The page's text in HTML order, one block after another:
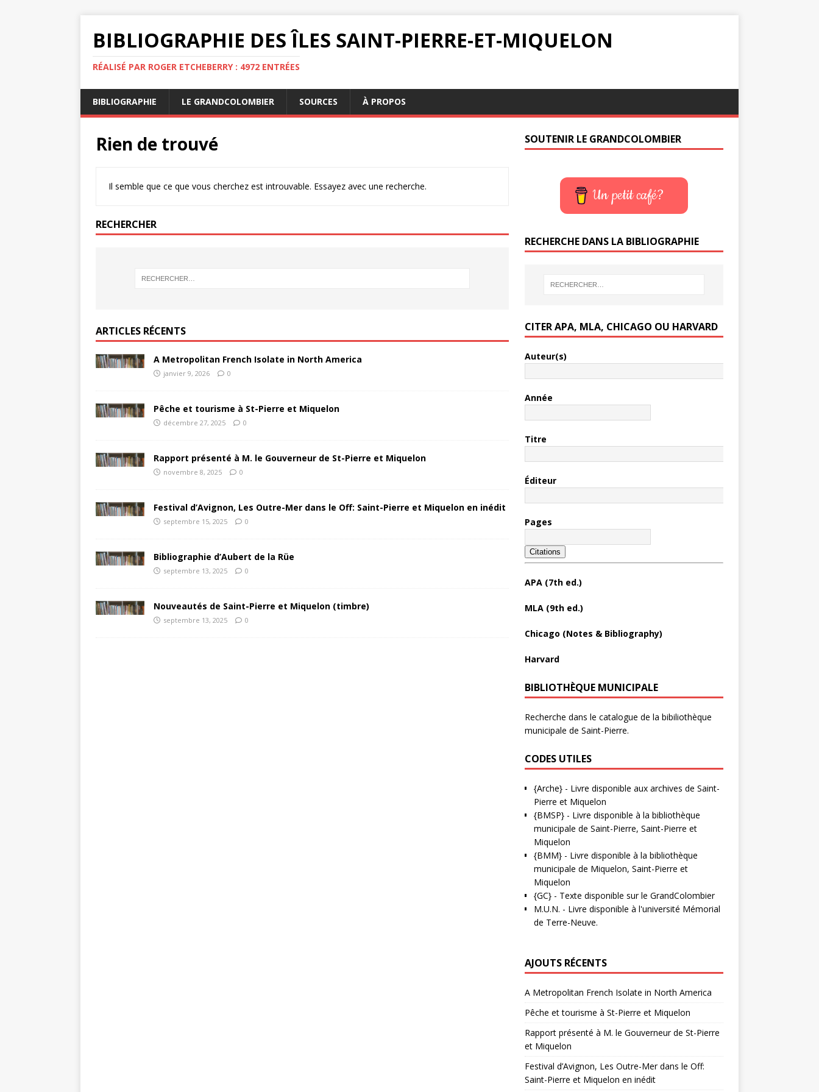
BIBLIOGRAPHIE DES ÎLES SAINT-PIERRE-ET-MIQUELON
RÉALISÉ PAR ROGER ETCHEBERRY : 4972 ENTRÉES
BIBLIOGRAPHIE LE GRANDCOLOMBIER SOURCES À PROPOS
Rien de trouvé
Il semble que ce que vous cherchez est introuvable. Essayez avec une recherche.
RECHERCHER
ARTICLES RÉCENTS
A Metropolitan French Isolate in North America
janvier 9, 2026 0
Pêche et tourisme à St-Pierre et Miquelon
décembre 27, 2025 0
Rapport présenté à M. le Gouverneur de St-Pierre et Miquelon
novembre 8, 2025 0
Festival d’Avignon, Les Outre-Mer dans le Off: Saint-Pierre et Miquelon en inédit
septembre 15, 2025 0
Bibliographie d’Aubert de la Rüe
septembre 13, 2025 0
Nouveautés de Saint-Pierre et Miquelon (timbre)
septembre 13, 2025 0
SOUTENIR LE GRANDCOLOMBIER
Un petit café?
RECHERCHE DANS LA BIBLIOGRAPHIE
CITER APA, MLA, CHICAGO OU HARVARD
Auteur(s)
Année
Titre
Éditeur
Pages
Citations
APA (7th ed.)
MLA (9th ed.)
Chicago (Notes & Bibliography)
Harvard
BIBLIOTHÈQUE MUNICIPALE
Recherche dans le catalogue de la bibiliothèque
municipale de Saint-Pierre.
CODES UTILES
{Arche}- Livre disponible aux archives de Saint-
Pierre et Miquelon
{BMSP}- Livre disponible à la bibliothèque
municipale de Saint-Pierre, Saint-Pierre et
Miquelon
{BMM}- Livre disponible à la bibliothèque
municipale de Miquelon, Saint-Pierre et
Miquelon
{GC}- Texte disponible sur le GrandColombier
M.U.N. - Livre disponible à l'université Mémorial
de Terre-Neuve.
AJOUTS RÉCENTS
A Metropolitan French Isolate in North America
Pêche et tourisme à St-Pierre et Miquelon
Rapport présenté à M. le Gouverneur de St-Pierre
et Miquelon
Festival d’Avignon, Les Outre-Mer dans le Off:
Saint-Pierre et Miquelon en inédit